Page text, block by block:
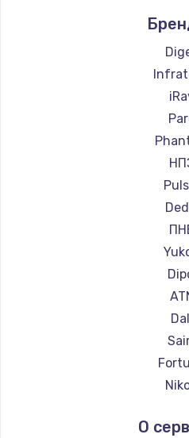
Ремонт
Ремонт
Ремонт
Ремонт
Ремонт
Ремонт
Ремонт
Ремонт прицелов
Ремонт
Ремонт
Ремонт
Ремонт
Ремонт
Ремонт
Ремонт
Ремонт
Ремонт
Ремонт
О